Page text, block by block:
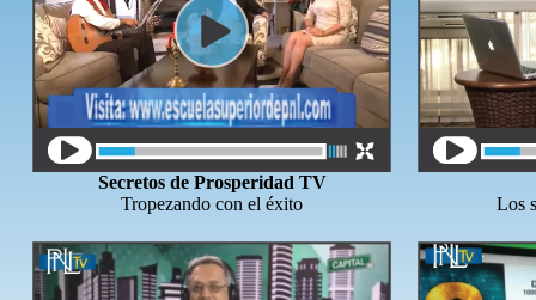
Secretos de Prosperidad TV
Tropezando con el éxito
Los